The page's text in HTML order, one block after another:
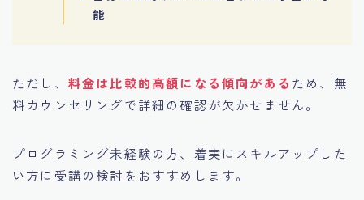
能
ただし、 料金は比較的高額になる傾向がある ため、無
料カウンセリングで詳細の確認が欠かせません。
プログラミング未経験の方、着実にスキルアップした
い方に受講の検討をおすすめします。